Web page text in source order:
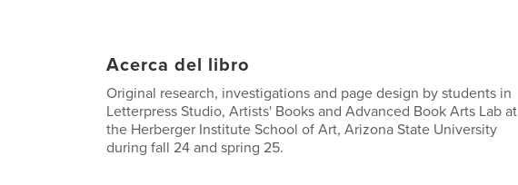
Acerca del libro
Original research, investigations and page design by students in
Letterpress Studio, Artists' Books and Advanced Book Arts Lab at
the Herberger Institute School of Art, Arizona State University
during fall 24 and spring 25.